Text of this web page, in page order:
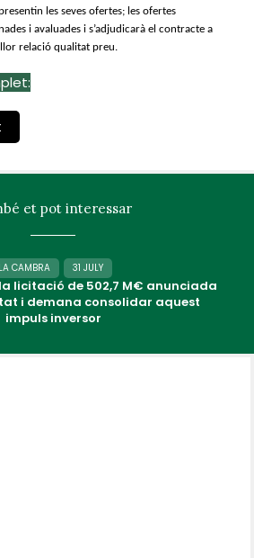
les seves ofertes; les ofertes
i avaluades i s’adjudicarà el contracte a
relació qualitat preu.
et pot interessar
LA CAMBRA 31 JULY
licitació de 502,7 M€ anunciada
i demana consolidar aquest
impuls inversor